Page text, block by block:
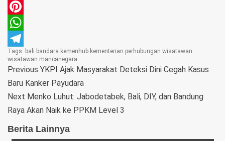
Email
Pinterest
WhatsApp
Telegram
Tags: bali bandara kemenhub kementerian perhubungan wisatawan
wisatawan mancanegara
Previous YKPI Ajak Masyarakat Deteksi Dini Cegah Kasus
Baru Kanker Payudara
Next Menko Luhut: Jabodetabek, Bali, DIY, dan Bandung
Raya Akan Naik ke PPKM Level 3
Berita Lainnya